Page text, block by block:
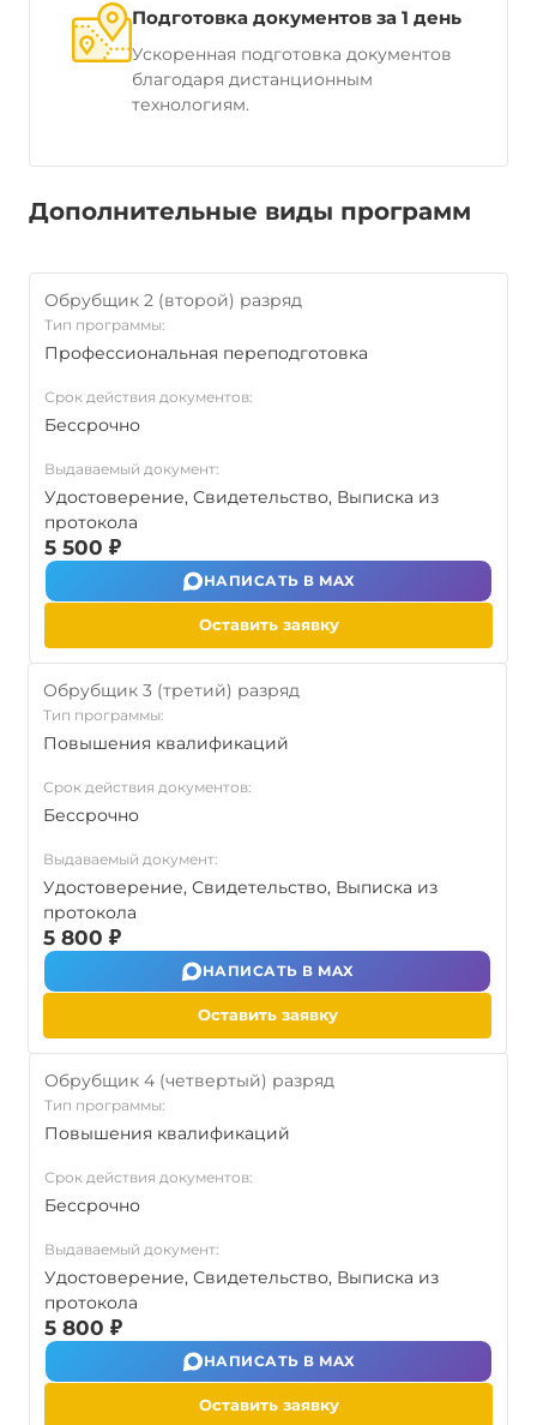
Подготовка документов за 1 день
Ускоренная подготовка документов
благодаря дистанционным
технологиям.
Дополнительные виды программ
Обрубщик 2 (второй) разряд
Тип программы:
Профессиональная переподготовка
Срок действия документов:
Бессрочно
Выдаваемый документ:
Удостоверение, Свидетельство, Выписка из
протокола
5 500 ₽
НАПИСАТЬ В MAX
Оставить заявку
Обрубщик 3 (третий) разряд
Тип программы:
Повышения квалификаций
Срок действия документов:
Бессрочно
Выдаваемый документ:
Удостоверение, Свидетельство, Выписка из
протокола
5 800 ₽
НАПИСАТЬ В MAX
Оставить заявку
Обрубщик 4 (четвертый) разряд
Тип программы:
Повышения квалификаций
Срок действия документов:
Бессрочно
Выдаваемый документ:
Удостоверение, Свидетельство, Выписка из
протокола
5 800 ₽
НАПИСАТЬ В MAX
Оставить заявку